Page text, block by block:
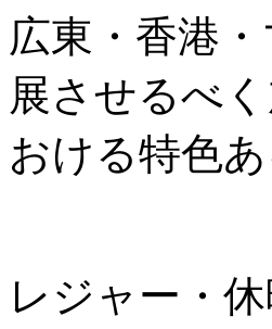
広東・香港
展させるべ
おける特色
レジャー・